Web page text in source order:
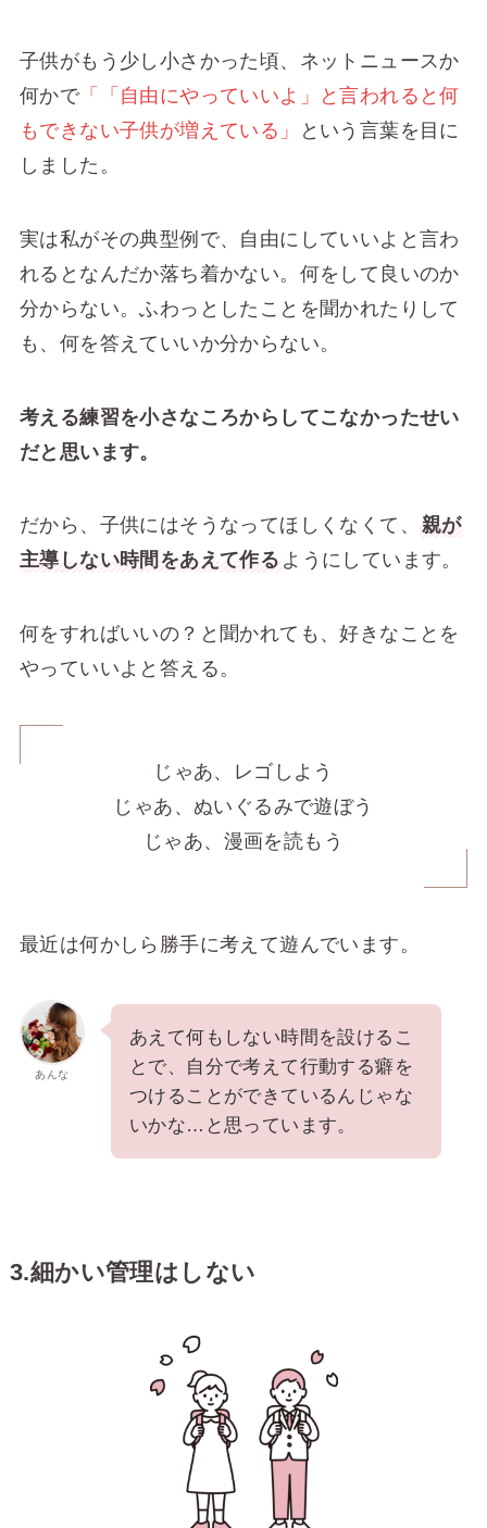
子供がもう少し小さかった頃、ネットニュースか
何かで「「自由にやっていいよ」と言われると何
もできない子供が増えている」
という言葉を目に
しました。
実は私がその典型例で、自由にしていいよと言わ
れるとなんだか落ち着かない。何をして良いのか
分からない。ふわっとしたことを聞かれたりして
も、何を答えていいか分からない。
考える練習を小さなころからしてこなかったせい
だと思います。
だから、子供にはそうなってほしくなくて、
親が
主導しない時間をあえて作る ようにしています。
何をすればいいの？と聞かれても、好きなことを
やっていいよと答える。
じゃあ、レゴしよう
じゃあ、ぬいぐるみで遊ぼう
じゃあ、漫画を読もう
最近は何かしら勝手に考えて遊んでいます。
あんな
あえて何もしない時間を設けるこ
とで、自分で考えて行動する癖を
つけることができているんじゃな
いかな…と思っています。
3.細かい管理はしない